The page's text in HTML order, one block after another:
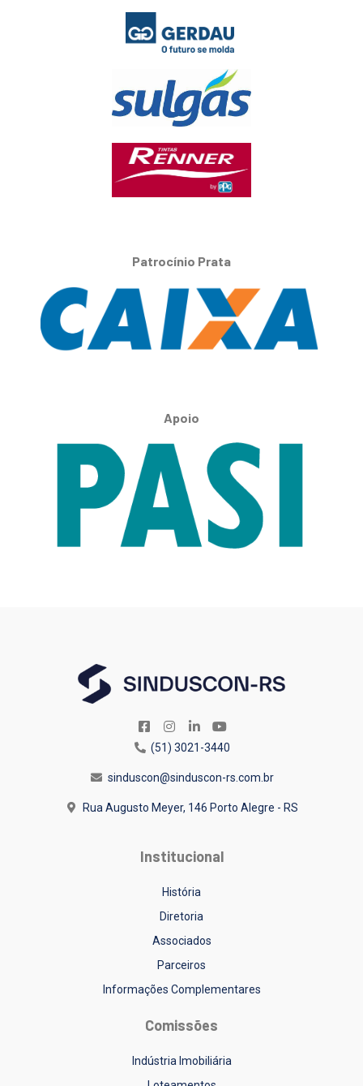
Patrocínio Prata
Apoio
(51) 3021-3440
sinduscon@sinduscon-rs.com.br
Rua Augusto Meyer, 146 Porto Alegre - RS
Institucional
História
Diretoria
Associados
Parceiros
Informações Complementares
Comissões
Indústria Imobiliária